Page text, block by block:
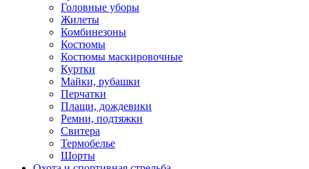
Головные уборы
Жилеты
Комбинезоны
Костюмы
Костюмы маскировочные
Куртки
Майки, рубашки
Перчатки
Плащи, дождевики
Ремни, подтяжки
Свитера
Термобелье
Шорты